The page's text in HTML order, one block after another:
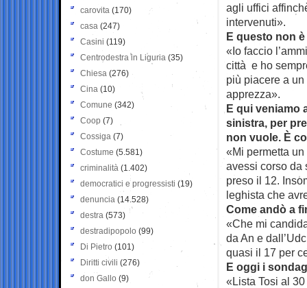
agli uffici
intervenuti».
E questo non
«Io faccio
città e ho
più piacere a
apprezza».
E qui veniamo
sinistra, per
non vuole. È
«Mi permetta
avessi corso da
preso il 12.
leghista che
Come andò a
«Che mi
da An e
quasi il 17 per
E oggi i
«Lista Tosi al
carovita (170)
casa (247)
Casini (119)
Centrodestra in Liguria (35)
Chiesa (276)
Cina (10)
Comune (342)
Coop (7)
Cossiga (7)
Costume (5.581)
criminalità (1.402)
democratici e progressisti (19)
denuncia (14.528)
destra (573)
destradipopolo (99)
Di Pietro (101)
Diritti civili (276)
don Gallo (9)